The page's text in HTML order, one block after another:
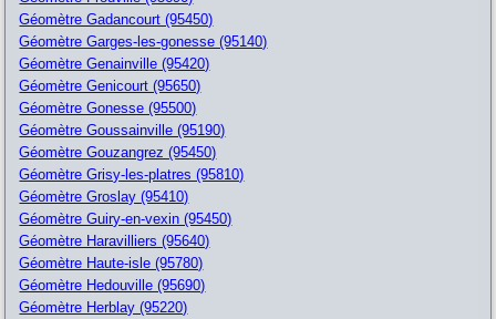
Géomètre Gadancourt (95450)
Géomètre Garges-les-gonesse (95140)
Géomètre Genainville (95420)
Géomètre Genicourt (95650)
Géomètre Gonesse (95500)
Géomètre Goussainville (95190)
Géomètre Gouzangrez (95450)
Géomètre Grisy-les-platres (95810)
Géomètre Groslay (95410)
Géomètre Guiry-en-vexin (95450)
Géomètre Haravilliers (95640)
Géomètre Haute-isle (95780)
Géomètre Hedouville (95690)
Géomètre Herblay (95220)